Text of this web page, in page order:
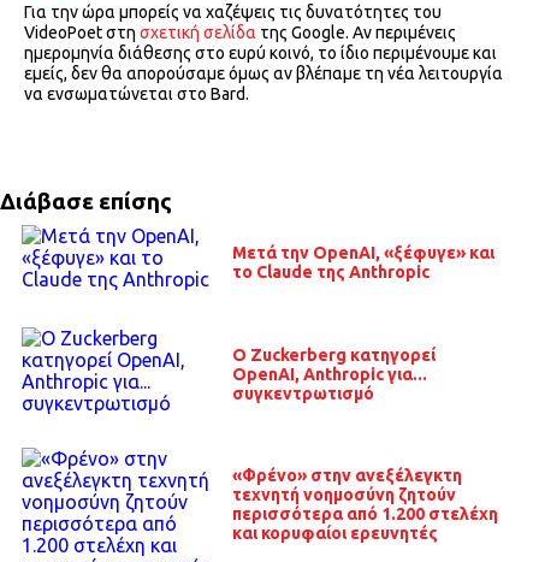
Για την ώρα μπορείς να χαζέψεις τις δυνατότητες του
VideoPoet στη σχετική σελίδα της Google. Αν περιμένεις
ημερομηνία διάθεσης στο ευρύ κοινό, το ίδιο περιμένουμε και
εμείς, δεν θα απορούσαμε όμως αν βλέπαμε τη νέα λειτουργία
να ενσωματώνεται στο Bard.
Διάβασε επίσης
Μετά την OpenAI, «ξέφυγε» και
το Claude της Anthropic
O Zuckerberg κατηγορεί
OpenAI, Anthropic για...
συγκεντρωτισμό
«Φρένο» στην ανεξέλεγκτη
τεχνητή νοημοσύνη ζητούν
περισσότερα από 1.200 στελέχη
και κορυφαίοι ερευνητές